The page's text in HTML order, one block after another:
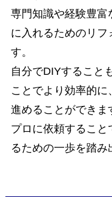
専門知識や経験豊
に入れるためのリフ
す。
自分でDIYすること
ことでより効率的
進めることができま
プロに依頼するこ
るための一歩を踏み